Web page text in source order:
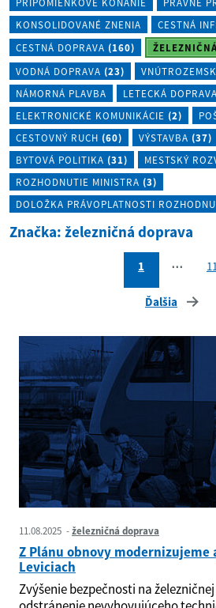
e
)
PRIPOMIENKOVÉ KONANIE
PRÁVNE
KONSOLIDOVANÉ ZNENIA
CESTNÁ
CESTNÁ DOPRAVA (160)
VODNÁ DOPRAVA (23)
NÁMORNÁ PLAVBA
LETECKÁ DOPRAVA
ELEKTRONICKÉ KOMUNIKÁCIE (2)
CESTOVNÝ RUCH (60) VÝSTAVBA (37)
BYTOVÁ POLITIKA (31) MESTSKÝ
ROZHODNUTIE MINISTRA (3)
DOLOŽKA PRÁVOPLATNOSTI
Značka: železničná doprava
1 ⋯
Ďalšia
11.08.2025 železničná doprava
Z Plánu obnovy modernizujeme
Leviciach
Zvýšenie bezpečnosti na